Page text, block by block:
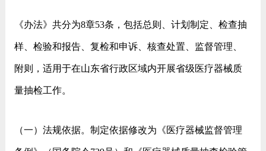
《办法》共分为8章53条，包括总则、计划制定、检查抽
样、检验和报告、复检和申诉、核查处置、监督管理、
附则，适用于在山东省行政区域内开展省级医疗器械质
量抽检工作。
（一）法规依据。制定依据修改为《医疗器械监督管理